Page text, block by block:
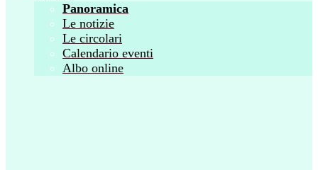
Panoramica
Le notizie
Le circolari
Calendario eventi
Albo online